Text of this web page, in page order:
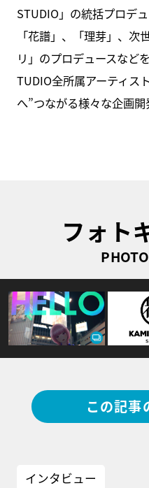
STUDIO」の統括プロデ
「花譜」、「理芽」、次
リ」のプロデュースなど
TUDIO全所属アーティス
へ”つながる様々な企画開
フォト
この記事
インタビュー